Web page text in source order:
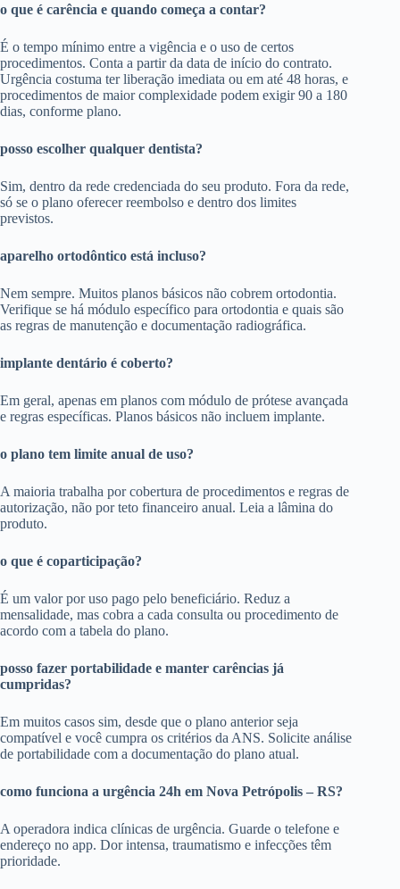
o que é carência e quando começa a contar?
É o tempo mínimo entre a vigência e o uso de certos
procedimentos. Conta a partir da data de início do contrato.
Urgência costuma ter liberação imediata ou em até 48 horas, e
procedimentos de maior complexidade podem exigir 90 a 180
dias, conforme plano.
posso escolher qualquer dentista?
Sim, dentro da rede credenciada do seu produto. Fora da rede,
só se o plano oferecer reembolso e dentro dos limites
previstos.
aparelho ortodôntico está incluso?
Nem sempre. Muitos planos básicos não cobrem ortodontia.
Verifique se há módulo específico para ortodontia e quais são
as regras de manutenção e documentação radiográfica.
implante dentário é coberto?
Em geral, apenas em planos com módulo de prótese avançada
e regras específicas. Planos básicos não incluem implante.
o plano tem limite anual de uso?
A maioria trabalha por cobertura de procedimentos e regras de
autorização, não por teto financeiro anual. Leia a lâmina do
produto.
o que é coparticipação?
É um valor por uso pago pelo beneficiário. Reduz a
mensalidade, mas cobra a cada consulta ou procedimento de
acordo com a tabela do plano.
posso fazer portabilidade e manter carências já
cumpridas?
Em muitos casos sim, desde que o plano anterior seja
compatível e você cumpra os critérios da ANS. Solicite análise
de portabilidade com a documentação do plano atual.
como funciona a urgência 24h em Nova Petrópolis – RS?
A operadora indica clínicas de urgência. Guarde o telefone e
endereço no app. Dor intensa, traumatismo e infecções têm
prioridade.